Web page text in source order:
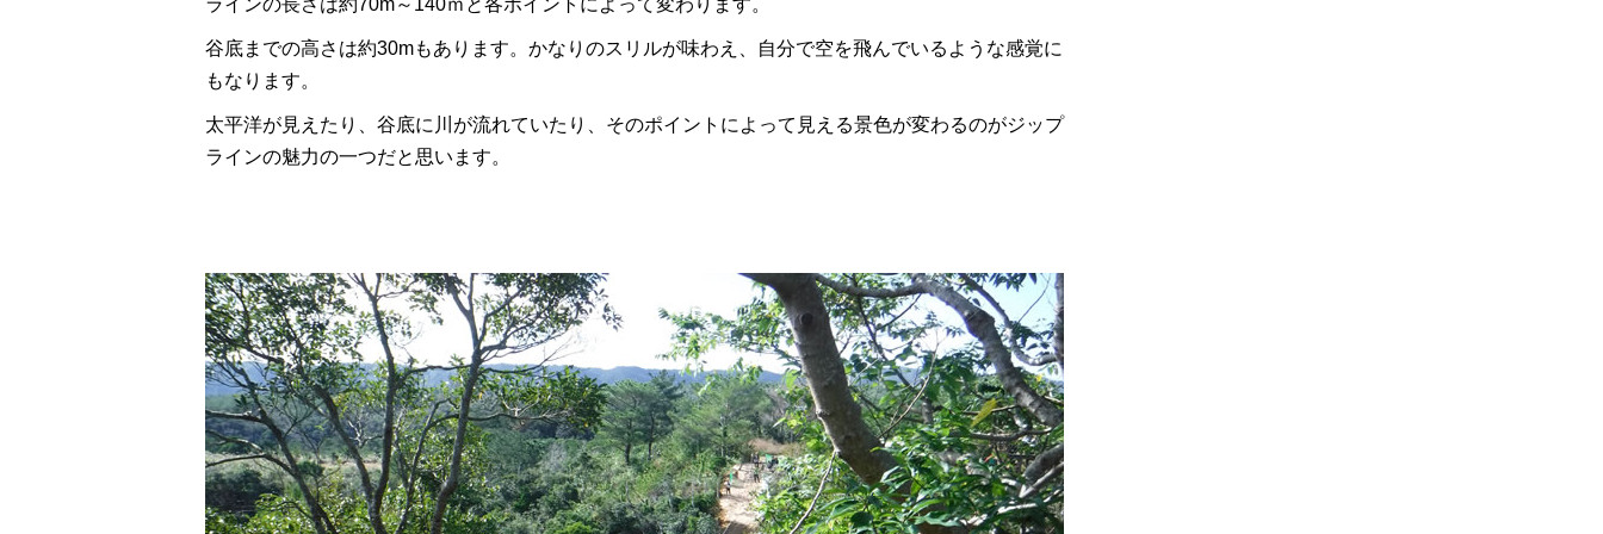
谷底までの高さは約30mもあります。かなりのスリルが味わえ、自分で空を飛んでいるような感覚に
もなります。
太平洋が見えたり、谷底に川が流れていたり、そのポイントによって見える景色が変わるのがジップ
ラインの魅力の一つだと思います。